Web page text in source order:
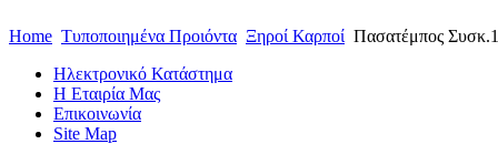
Home Τυποποιημένα Προιόντα Ξηροί Καρποί Πασατέμπος
Ηλεκτρονικό Κατάστημα
Η Εταιρία Μας
Επικοινωνία
Site Map